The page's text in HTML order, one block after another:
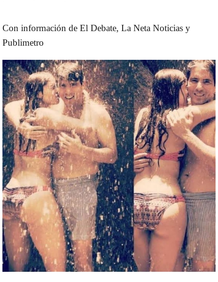
Con información de El Debate, La Neta Noticias y
Publimetro